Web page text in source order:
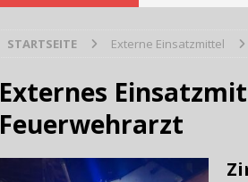
[ 28. Juli 2026 ]
STARTSEITE Externe Einsatzmittel
Externes
Feuerwehrarzt